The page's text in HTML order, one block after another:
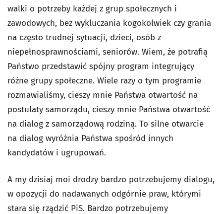
walki o potrzeby każdej z grup społecznych i
zawodowych, bez wykluczania kogokolwiek czy grania
na często trudnej sytuacji, dzieci, osób z
niepełnosprawnościami, seniorów. Wiem, że potrafią
Państwo przedstawić spójny program integrujący
różne grupy społeczne. Wiele razy o tym programie
rozmawialiśmy, cieszy mnie Państwa otwartość na
postulaty samorządu, cieszy mnie Państwa otwartość
na dialog z samorządową rodziną. To silne otwarcie
na dialog wyróżnia Państwa spośród innych
kandydatów i ugrupowań.
A my dzisiaj moi drodzy bardzo potrzebujemy dialogu,
w opozycji do nadawanych odgórnie praw, którymi
stara się rządzić PiS. Bardzo potrzebujemy